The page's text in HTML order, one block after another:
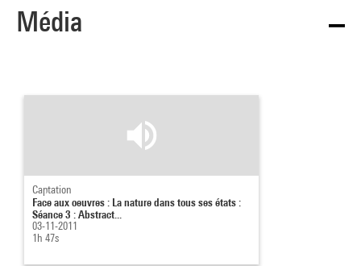
Dieu. Élément récurrent de la syntaxe des mythes, la
chevelure catalyse dans l'inconscient du spectateur le
Extrait du catalogue
collection du Centre Pompidou, Musée national d'art moderne
, sous la direction de Sophie Duplaix, Paris, Centre Pompidou,
2007
Média
Captation
Face aux oeuvres : La nature dans tous ses états :
Séance 3 : Abstract...
03-11-2011
1h 47s